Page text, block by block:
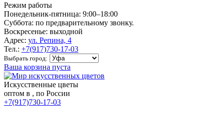
Режим работы
Понедельник-пятница: 9:00–18:00
Суббота: по предварительному звонку.
Воскресенье: выходной
Адрес: ул. Репина, 4
Тел.: +7(917)730-17-03
Выбрать город:
Ваша корзина пуста
Искусственные цветы
оптом в , по России
+7(917)730-17-03